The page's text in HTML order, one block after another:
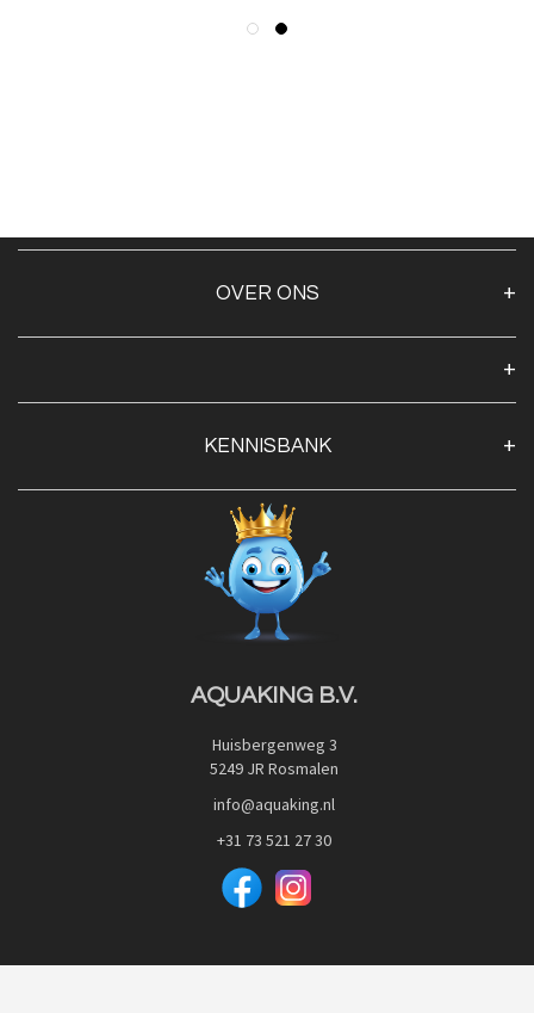
OVER ONS
Openingstijden
Contact
Privacy Policy
Veilig betalen met:
KENNISBANK
Blog
Advies
Red Label Filter Series
Nishikigoi-Ô
JPD Japan Pet Design
AQUAKING B.V.
Huisbergenweg 3
5249 JR Rosmalen
info@aquaking.nl
+31 73 521 27 30